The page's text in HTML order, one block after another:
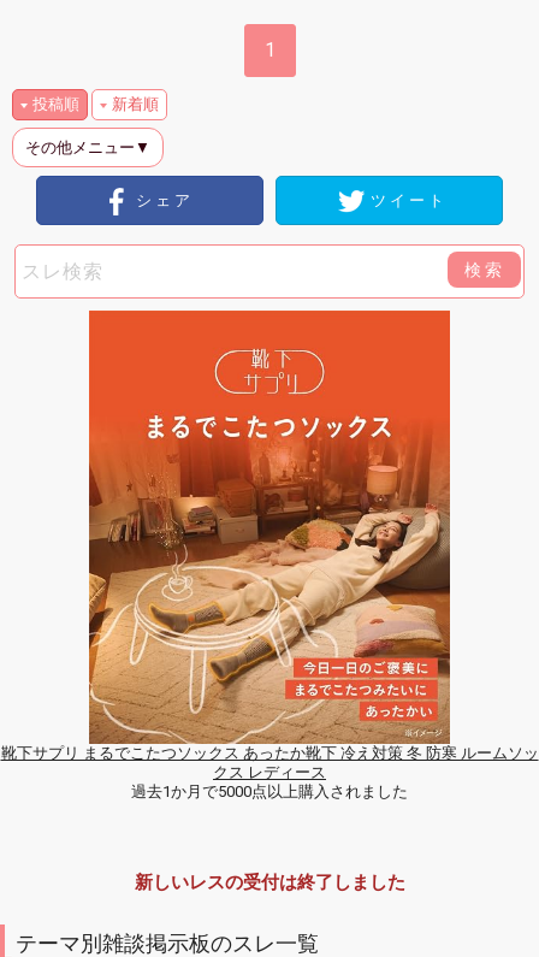
1
投稿順 新着順
その他メニュー▼
シェア ツイート
検索
靴下サプリ まるでこたつソックス あったか靴下 冷え対策 冬 防寒 ルームソッ
クス レディース
過去1か月で5000点以上購入されました
新しいレスの受付は終了しました
テーマ別雑談掲示板のスレ一覧